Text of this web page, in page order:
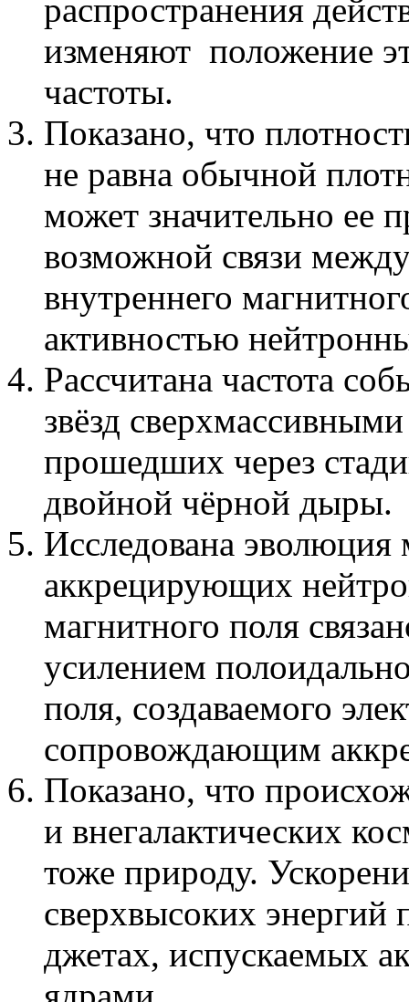
распространения
изменяют положение
частоты.
Показано, что
не равна обычной
может значительно ее
возможной связи
внутреннего
активностью
Рассчитана частота
звёзд
прошедших через
двойной чёрной дыры.
Исследована эволюция
аккрецирующих
магнитного поля
усилением
поля, создаваемого
сопровождающим
Показано, что
и внегалактических
тоже природу.
сверхвысоких энергий
джетах, испускаемых